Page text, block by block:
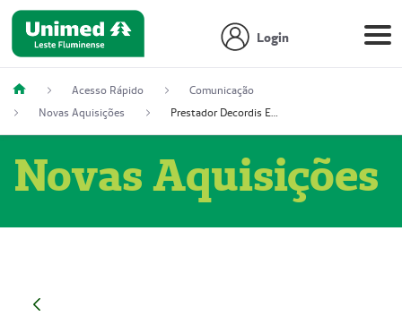
Login
Acesso Rápido
Comunicação
Novas Aquisições
Prestador Decordis Exames Cardiológicos LTDA (51004347-4)
Novas Aquisições